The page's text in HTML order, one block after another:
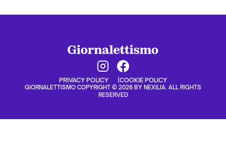
PRIVACY POLICY COOKIE POLICY
GIORNALETTISMO COPYRIGHT © 2026 BY NEXILIA. ALL RIGHTS
RESERVED